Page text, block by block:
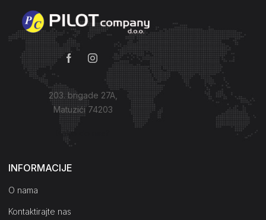
203. brigade 27A,
Matuzići 74203
Kako do nas?
INFORMACIJE
O nama
Kontaktirajte nas